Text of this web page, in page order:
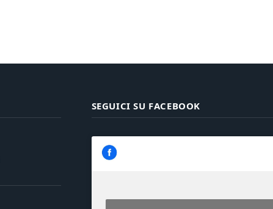
SEGUICI SU FACEBOOK